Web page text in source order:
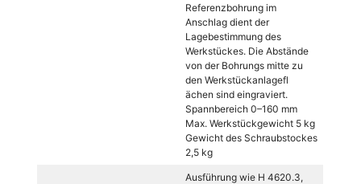
Referenzbohrung im
Anschlag dient der
Lagebestimmung des
Werkstückes. Die Abstände
von der Bohrungs mitte zu
den Werkstückanlagefl
ächen sind eingraviert.
Spannbereich 0–160 mm
Max. Werkstückgewicht 5 kg
Gewicht des Schraubstockes
2,5 kg
Ausführung wie H 4620.3,